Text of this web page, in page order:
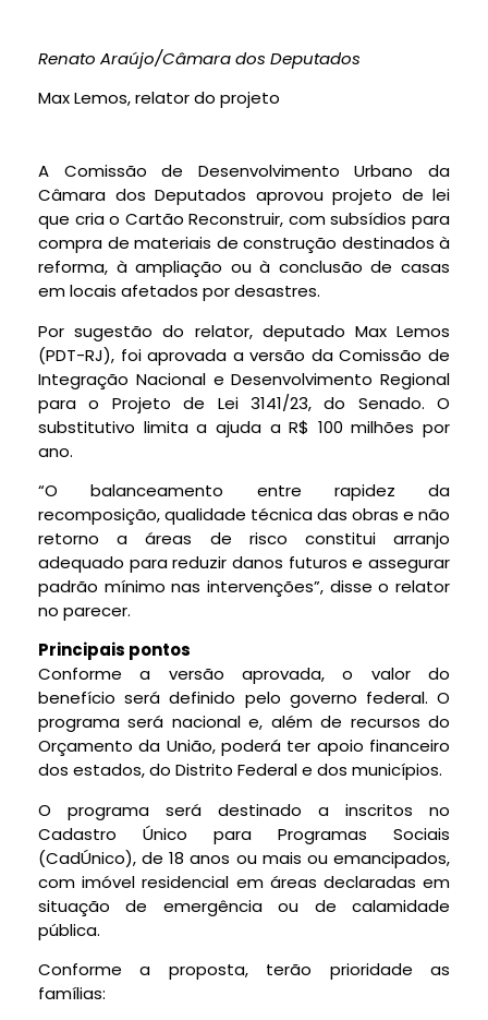
Renato Araújo/Câmara dos Deputados
Max Lemos, relator do projeto
A Comissão de Desenvolvimento Urbano da
Câmara dos Deputados aprovou projeto de lei
que cria o Cartão Reconstruir, com subsídios para
compra de materiais de construção destinados à
reforma, à ampliação ou à conclusão de casas
em locais afetados por desastres.
Por sugestão do relator, deputado Max Lemos
(PDT-RJ), foi aprovada a versão da Comissão de
Integração Nacional e Desenvolvimento Regional
para o Projeto de Lei 3141/23, do Senado. O
substitutivo limita a ajuda a R$ 100 milhões por
ano.
“O balanceamento entre rapidez da
recomposição, qualidade técnica das obras e não
retorno a áreas de risco constitui arranjo
adequado para reduzir danos futuros e assegurar
padrão mínimo nas intervenções”, disse o relator
no parecer.
Principais pontos
Conforme a versão aprovada, o valor do
benefício será definido pelo governo federal. O
programa será nacional e, além de recursos do
Orçamento da União, poderá ter apoio financeiro
dos estados, do Distrito Federal e dos municípios.
O programa será destinado a inscritos no
Cadastro Único para Programas Sociais
(CadÚnico), de 18 anos ou mais ou emancipados,
com imóvel residencial em áreas declaradas em
situação de emergência ou de calamidade
pública.
Conforme a proposta, terão prioridade as
famílias: